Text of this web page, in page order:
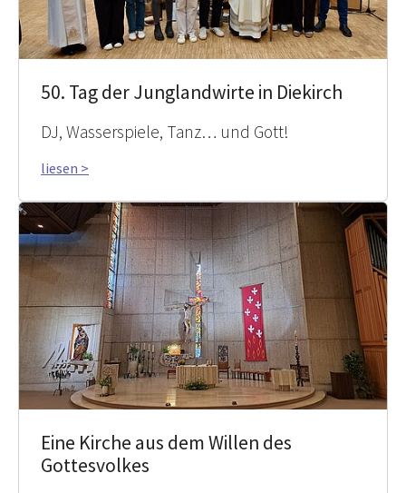
50. Tag der Junglandwirte in Diekirch
DJ, Wasserspiele, Tanz… und Gott!
liesen >
Eine Kirche aus dem Willen des
Gottesvolkes